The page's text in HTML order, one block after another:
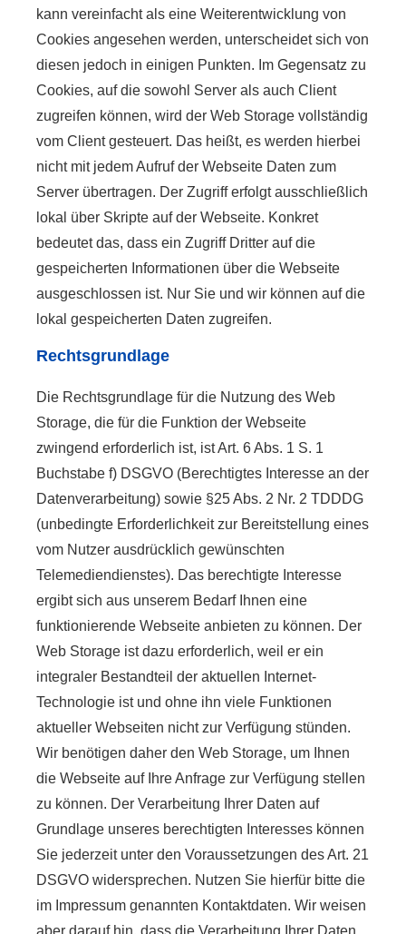
kann vereinfacht als eine Weiterentwicklung von
Cookies angesehen werden, unterscheidet sich von
diesen jedoch in einigen Punkten. Im Gegensatz zu
Cookies, auf die sowohl Server als auch Client
zugreifen können, wird der Web Storage vollständig
vom Client gesteuert. Das heißt, es werden hierbei
nicht mit jedem Aufruf der Webseite Daten zum
Server übertragen. Der Zugriff erfolgt ausschließlich
lokal über Skripte auf der Webseite. Konkret
bedeutet das, dass ein Zugriff Dritter auf die
gespeicherten Informationen über die Webseite
ausgeschlossen ist. Nur Sie und wir können auf die
lokal gespeicherten Daten zugreifen.
Rechtsgrundlage
Die Rechtsgrundlage für die Nutzung des Web
Storage, die für die Funktion der Webseite
zwingend erforderlich ist, ist Art. 6 Abs. 1 S. 1
Buchstabe f) DSGVO (Berechtigtes Interesse an der
Datenverarbeitung) sowie §25 Abs. 2 Nr. 2 TDDDG
(unbedingte Erforderlichkeit zur Bereitstellung eines
vom Nutzer ausdrücklich gewünschten
Telemediendienstes). Das berechtigte Interesse
ergibt sich aus unserem Bedarf Ihnen eine
funktionierende Webseite anbieten zu können. Der
Web Storage ist dazu erforderlich, weil er ein
integraler Bestandteil der aktuellen Internet-
Technologie ist und ohne ihn viele Funktionen
aktueller Webseiten nicht zur Verfügung stünden.
Wir benötigen daher den Web Storage, um Ihnen
die Webseite auf Ihre Anfrage zur Verfügung stellen
zu können. Der Verarbeitung Ihrer Daten auf
Grundlage unseres berechtigten Interesses können
Sie jederzeit unter den Voraussetzungen des Art. 21
DSGVO widersprechen. Nutzen Sie hierfür bitte die
im Impressum genannten Kontaktdaten. Wir weisen
aber darauf hin, dass die Verarbeitung Ihrer Daten